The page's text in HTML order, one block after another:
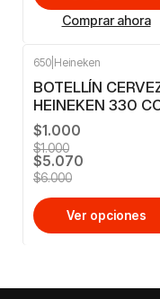
Comprar ahora
650 Heineken
BOTELLÍN
HEINEKEN 330
$1.000
$1.000
$5.070
$6.000
Ver opciones